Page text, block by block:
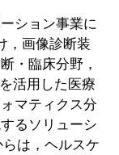
ション事業に
，画像診断装
・臨床分野，
活用した医療
マティクス分
るソリューシ
は，ヘルスケ